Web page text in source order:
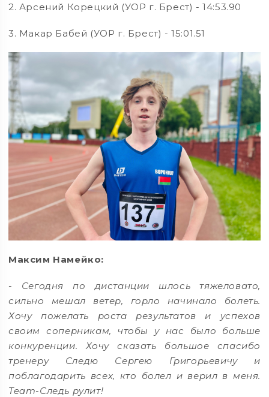
2. Арсений Корецкий (УОР г. Брест) - 14:53.90
3. Макар Бабей (УОР г. Брест) - 15:01.51
Максим Намейко:
- Сегодня по дистанции шлось тяжеловато,
сильно мешал ветер, горло начинало болеть.
Хочу пожелать роста результатов и успехов
своим соперникам, чтобы у нас было больше
конкуренции. Хочу сказать большое спасибо
тренеру Следю Сергею Григорьевичу и
поблагодарить всех, кто болел и верил в меня.
Team-Следь рулит!